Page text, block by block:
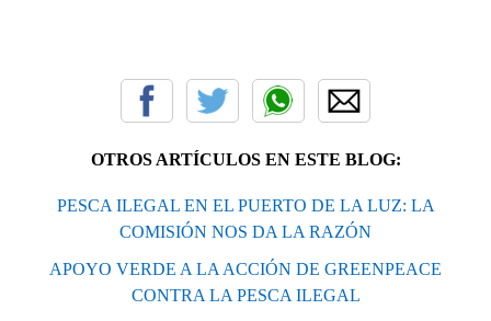
OTROS ARTÍCULOS EN ESTE BLOG:
PESCA ILEGAL EN EL PUERTO DE LA LUZ: LA
COMISIÓN NOS DA LA RAZÓN
APOYO VERDE A LA ACCIÓN DE GREENPEACE
CONTRA LA PESCA ILEGAL